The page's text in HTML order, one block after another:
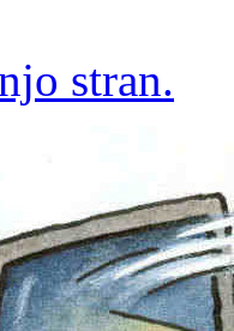
stran.